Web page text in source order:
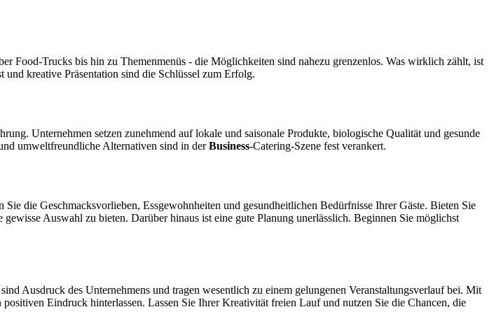
Food-Trucks bis hin zu Themenmenüs - die Möglichkeiten sind nahezu grenzenlos. Was wirklich zählt, ist
kreative Präsentation sind die Schlüssel zum Erfolg.
Unternehmen setzen zunehmend auf lokale und saisonale Produkte, biologische Qualität und gesunde
umweltfreundliche Alternativen sind in derBusiness-Catering-Szene fest verankert.
die Geschmacksvorlieben, Essgewohnheiten und gesundheitlichen Bedürfnisse Ihrer Gäste. Bieten Sie
Auswahl zu bieten. Darüber hinaus ist eine gute Planung unerlässlich. Beginnen Sie möglichst
Ausdruck des Unternehmens und tragen wesentlich zu einem gelungenen Veranstaltungsverlauf bei. Mit
Eindruck hinterlassen. Lassen Sie Ihrer Kreativität freien Lauf und nutzen Sie die Chancen, die